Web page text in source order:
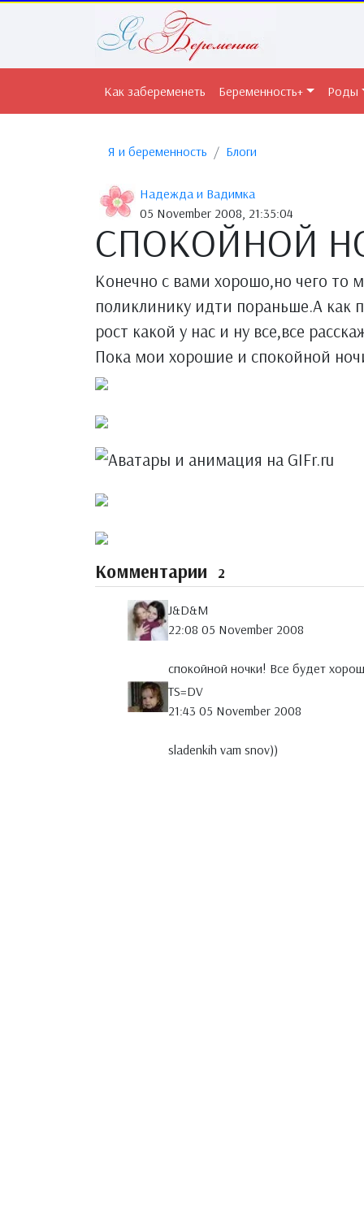
Как забеременеть Беременность+ Роды
Я и беременность Блоги
Надежда и Вадимка
05 November 2008, 21:35:04
СПОКОЙНОЙ
Конечно с вами хорошо,но чего то
поликлинику идти пораньше.А как
рост какой у нас и ну все,все
Пока мои хорошие и спокойной
Комментарии 2
J&D&M
22:08 05 November 2008
спокойной ночки! Все будет
TS=DV
21:43 05 November 2008
sladenkih vam snov))